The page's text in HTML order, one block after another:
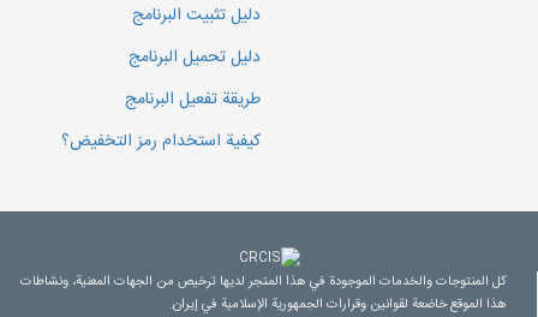
دليل تثبيت البرنامج
دليل تحميل البرنامج
طريقة تفعيل البرنامج
كيفية استخدام رمز التخفيض؟
كل المنتوجات والخدمات الموجودة في هذا المتجر لديها ترخيص من الجهات المعنية، ونشاطات
هذا الموقع خاضعة لقوانين وقرارات الجمهورية الإسلامية في إيران.